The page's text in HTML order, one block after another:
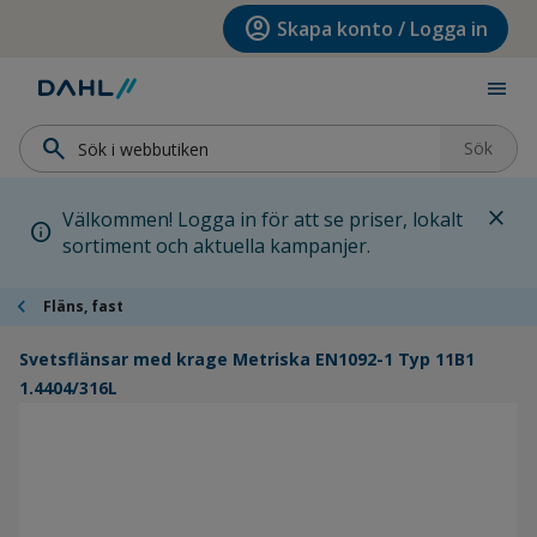
Hoppa till huvudinnehållet account_circle Skapa konto / Logga in
menu
search Sök
info Välkommen! Logga in för att se priser, lokalt
sortiment och aktuella kampanjer.
close
chevron_left Fläns, fast
Svetsflänsar med krage Metriska EN1092-1 Typ 11B1
1.4404/316L